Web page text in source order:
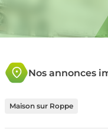
Nos annonces
Maison sur Roppe